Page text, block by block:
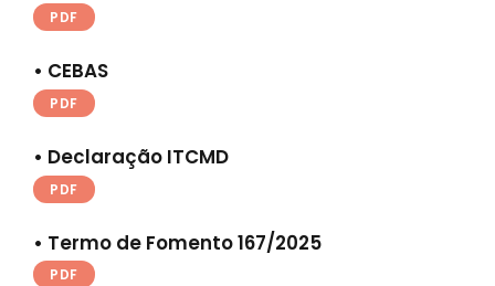
PDF
• CEBAS
PDF
• Declaração ITCMD
PDF
• Termo de Fomento 167/2025
PDF